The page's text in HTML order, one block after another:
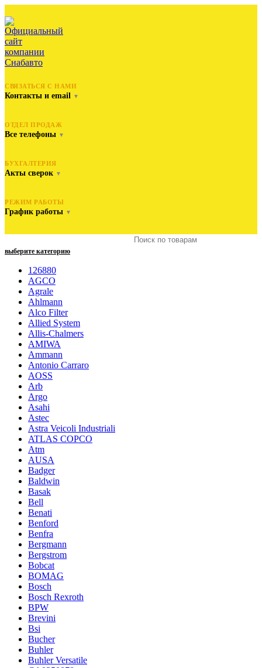
СВЯЗАТЬСЯ С НАМИ
Контакты и email ▼
ОТДЕЛ ПРОДАЖ
Все телефоны ▼
БУХГАЛТЕРИЯ
Акты сверок ▼
РЕЖИМ РАБОТЫ
График работы ▼
выберите категорию
126880
AGCO
Agrale
Ahlmann
Alco Filter
Allied System
Allis-Chalmers
AMIWA
Ammann
Antonio Carraro
AOSS
Arb
Argo
Asahi
Astec
Astra Veicoli Industriali
ATLAS COPCO
Atm
AUSA
Badger
Baldwin
Basak
Bell
Benati
Benford
Benfra
Bergmann
Bergstrom
Bobcat
BOMAG
Bosch
Bosch Rexroth
BPW
Brevini
Bsi
Bucher
Buhler
Buhler Versatile